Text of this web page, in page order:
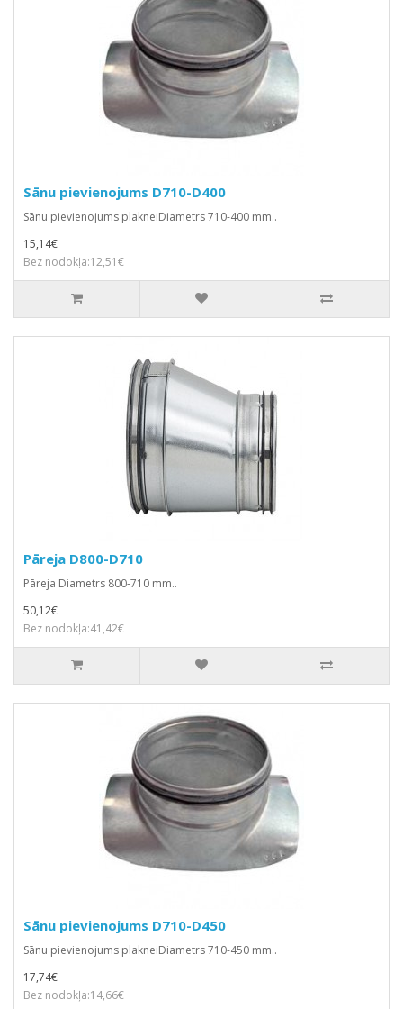
Sānu pievienojums D710-D400
Sānu pievienojums plakneiDiametrs 710-400 mm..
15,14€
Bez nodokļa:12,51€
Pāreja D800-D710
Pāreja Diametrs 800-710 mm..
50,12€
Bez nodokļa:41,42€
Sānu pievienojums D710-D450
Sānu pievienojums plakneiDiametrs 710-450 mm..
17,74€
Bez nodokļa:14,66€